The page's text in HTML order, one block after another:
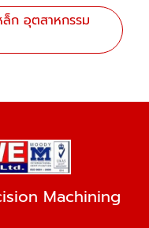
ล็ก อุตสาหกรรม
Machining